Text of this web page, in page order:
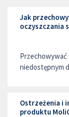
Jak
oczyszczania
Przechowywać
niedostępnym
Ostrzeżenia i
produktu